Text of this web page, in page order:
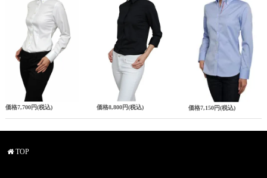
価格7,700円(税込) 価格8,800円(税込) 価格7,150円(税込)
TOP